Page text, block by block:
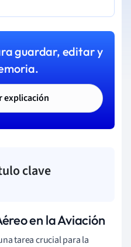
guardar, editar y
explicación
clave
en la Aviación
tarea crucial para la